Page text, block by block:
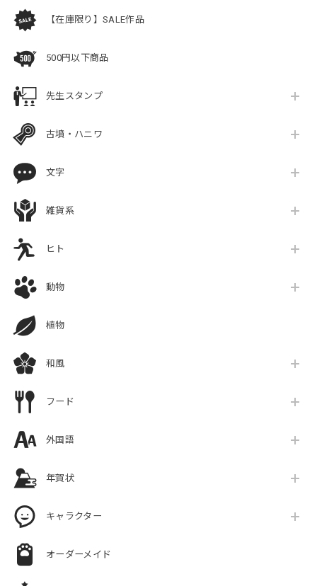
【在庫限り】SALE作品
500円以下商品
先生スタンプ
古墳・ハニワ
文字
雑貨系
ヒト
動物
植物
和風
フード
外国語
年賀状
キャラクター
オーダーメイド